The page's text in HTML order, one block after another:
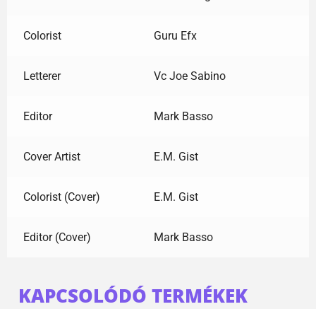
Colorist Guru Efx
Letterer Vc Joe Sabino
Editor Mark Basso
Cover Artist E.M. Gist
Colorist (Cover) E.M. Gist
Editor (Cover) Mark Basso
KAPCSOLÓDÓ TERMÉKEK